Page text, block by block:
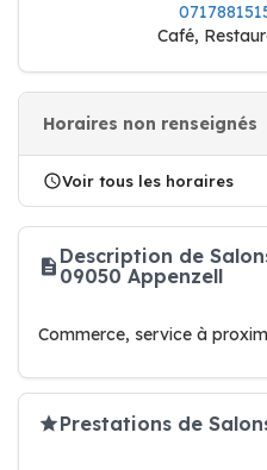
Café,
Horaires non renseignés
Voir tous les horaires
Description de
09050 Appenzell
Commerce, service à
Prestations de